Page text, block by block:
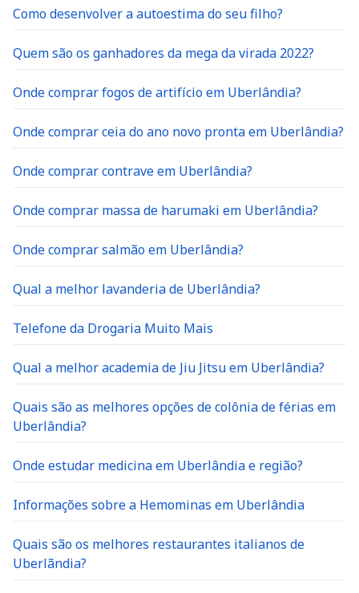
Como desenvolver a autoestima do seu filho?
Quem são os ganhadores da mega da virada 2022?
Onde comprar fogos de artifício em Uberlândia?
Onde comprar ceia do ano novo pronta em Uberlândia?
Onde comprar contrave em Uberlândia?
Onde comprar massa de harumaki em Uberlândia?
Onde comprar salmão em Uberlândia?
Qual a melhor lavanderia de Uberlândia?
Telefone da Drogaria Muito Mais
Qual a melhor academia de Jiu Jitsu em Uberlândia?
Quais são as melhores opções de colônia de férias em
Uberlândia?
Onde estudar medicina em Uberlândia e região?
Informações sobre a Hemominas em Uberlândia
Quais são os melhores restaurantes italianos de
Uberlãndia?